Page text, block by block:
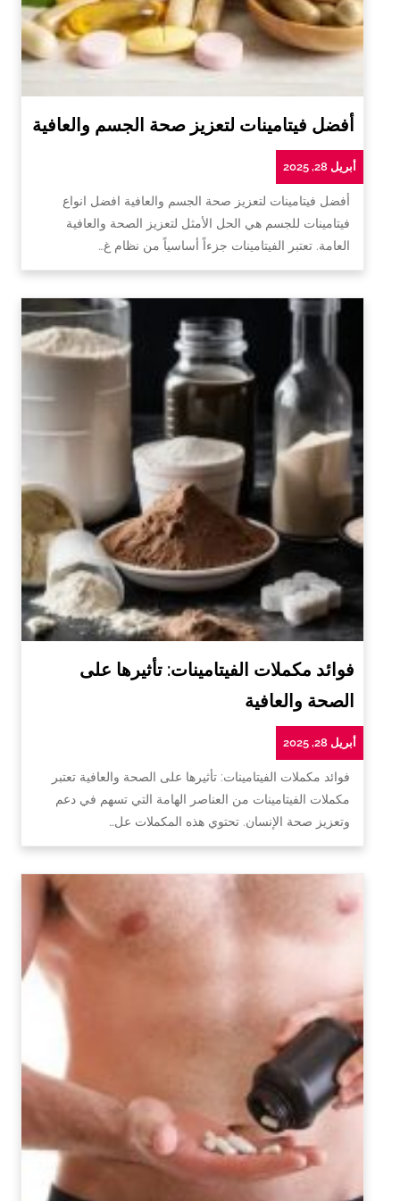
أفضل فيتامينات لتعزيز صحة الجسم والعافية
أبريل 28, 2025
أفضل فيتامينات لتعزيز صحة الجسم والعافية افضل انواع
فيتامينات للجسم هي الحل الأمثل لتعزيز الصحة والعافية
العامة. تعتبر الفيتامينات جزءاً أساسياً من نظام غ…
فوائد مكملات الفيتامينات: تأثيرها على
الصحة والعافية
أبريل 28, 2025
فوائد مكملات الفيتامينات: تأثيرها على الصحة والعافية تعتبر
مكملات الفيتامينات من العناصر الهامة التي تسهم في دعم
وتعزيز صحة الإنسان. تحتوي هذه المكملات عل…